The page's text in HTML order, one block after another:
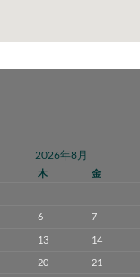
2026年8月
木 金
6 7
13 14
20 21